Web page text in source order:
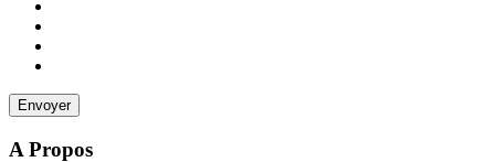
A Propos